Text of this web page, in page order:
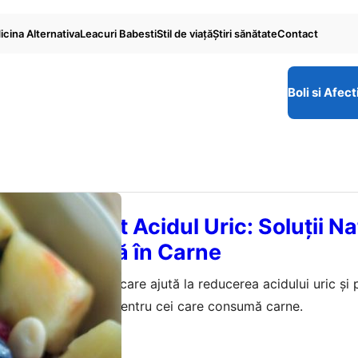
AlternativaLeacuri BabestiStil de viaţăŞtiri sănătateContact
Boli si
Combat Acidul Uric: Soluții
Bogată în Carne
cele 9 fructe care ajută la reducerea acidului uric și
soluții naturale pentru cei care consumă carne.
2026